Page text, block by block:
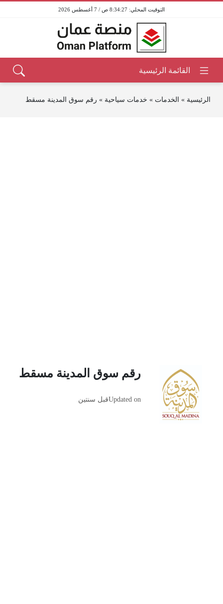
8:34:27 ص / 7 أغسطس 2026
الرئيسية » الخدمات » خدمات سياحية » رقم سوق المدينة مسقط
رقم سوق المدينة مسقط
Updated onقبل سنتين